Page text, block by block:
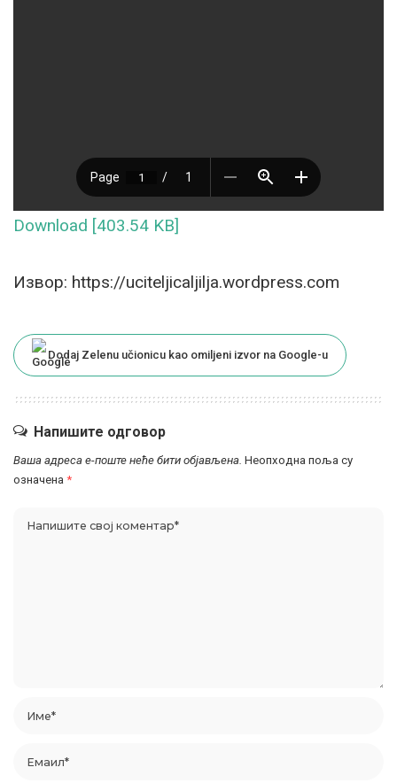
Download [403.54 KB]
Извор: https://uciteljicaljilja.wordpress.com
Dodaj Zelenu učionicu kao omiljeni izvor na Google-u
Напишите одговор
Ваша адреса е-поште неће бити објављена. Неопходна поља су
означена *